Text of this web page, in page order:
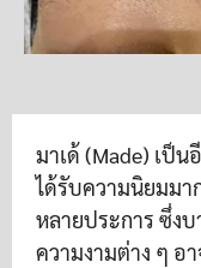
มาเด้ (Made) เป็
ได้รับความนิยมมา
หลายประการ ซึ่ง
ความงามต่าง ๆ อ